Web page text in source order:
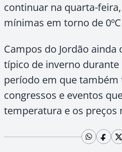
continuar na quarta-
mínimas em torno de
Campos do Jordão
típico de inverno durante
período em que
congressos e eventos
temperatura e os preços